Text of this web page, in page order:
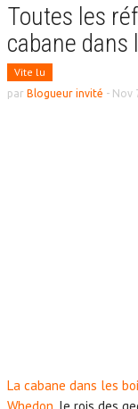
Toutes les
cabane dans
Vite lu
par Blogueur invité - Nov
La cabane dans les